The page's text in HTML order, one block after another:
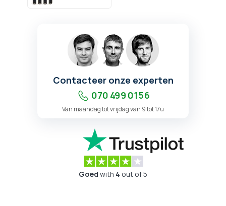
Contacteer onze experten
070 499 01 56
Van maandag tot vrijdag van 9 tot 17u
Goed with 4 out of 5